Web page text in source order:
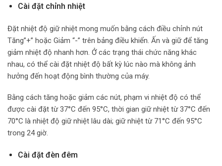
Cài đặt chỉnh nhiệt
Đặt nhiệt độ giữ nhiệt mong muốn bằng cách điều chỉnh nút
Tăng”+” hoặc Giảm “-” trên bảng điều khiển. Ấn và giữ để tăng
giảm nhiệt độ nhanh hơn. Ở các trạng thái chức năng khác
nhau, có thể cài đặt nhiệt độ bất kỳ lúc nào mà không ảnh
hưởng đến hoạt động bình thường của máy.
Bằng cách tăng hoặc giảm các nút, phạm vi nhiệt độ có thể
được cài đặt từ 37°C đến 95°C, thời gian giữ nhiệt từ 37°C đến
70°C là nhiệt độ giữ nhiệt lâu dài; giữ nhiệt từ 71°C đến 95°C
trong 24 giờ.
Cài đặt đèn đêm